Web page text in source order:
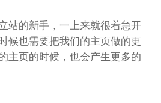
站的新手，一上来就很着急开
候也需要把我们的主页做的更
主页的时候，也会产生更多的